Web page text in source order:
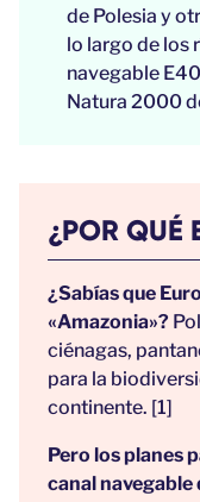
de Polesia y
lo largo de los
navegable
Natura 2000
¿POR QUÉ
¿Sabías que
«Amazonia»?
ciénagas,
para la
continente. [1]
Pero los planes
canal navegable